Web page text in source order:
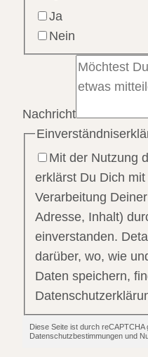
Ja
Nein
Nachricht
Mit der Nutzung
erklärst Du Dich
Verarbeitung
Adresse, Inhalt)
einverstanden.
darüber, wo, wie
Daten speichern,
Diese Seite ist durch
Datenschutzbestimmungen und